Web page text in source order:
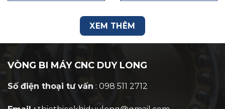
XEM THÊM
VÒNG BI MÁY CNC DUY LONG
Số điện thoại tư vấn : 098 511 2712